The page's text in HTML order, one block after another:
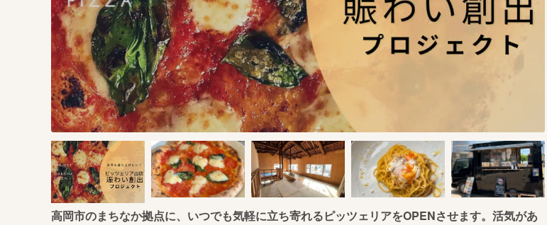
CAMPFIRE for Social Good
CAMPFIRE
CAMPFIREふるさと納税machi-ya
高岡市のまちなか拠点に、いつでも気軽に立ち寄れるピッツェリアをOPENさせます。活気があ